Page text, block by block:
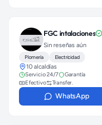
FGC intalaciones
Sin reseñas aún
Plomería Electricidad
10 alcaldías
Servicio 24/7
Garantía
Efectivo
Transfer.
WhatsApp